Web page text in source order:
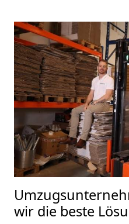
wir die beste